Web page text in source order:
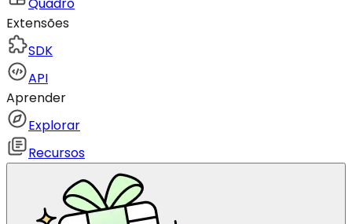
Extensões
SDK
API
Aprender
Explorar
Recursos